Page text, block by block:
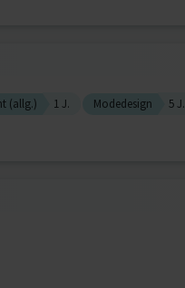
(allg.) 1 J. Modedesign
5 J.